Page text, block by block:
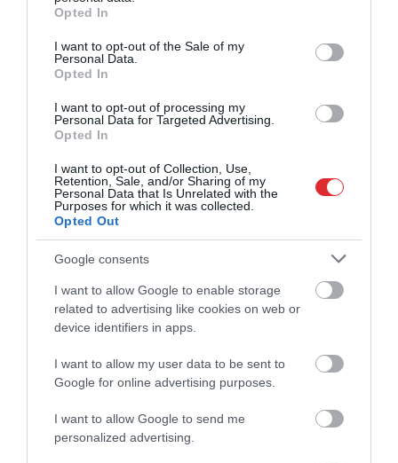
grant or deny consent to Google and its third-party tags to
use your data for below specified purposes in below Google
consent section.
Opted In
I want to opt-out of the Sale of my
Personal Data.
Opted In
I want to opt-out of processing my
Personal Data for Targeted Advertising.
Opted In
I want to opt-out of Collection, Use,
Retention, Sale, and/or Sharing of my
Personal Data that Is Unrelated with the
Purposes for which it was collected.
Opted Out
Google consents
I want to allow Google to enable storage
related to advertising like cookies on web or
device identifiers in apps.
I want to allow my user data to be sent to
Google for online advertising purposes.
I want to allow Google to send me
personalized advertising.
Latvijas U16 basketbolisti svin
uzvaru pār Turciju otrajā Eiropas
čempionāta mačā